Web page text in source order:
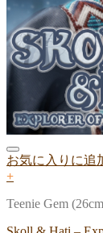
お気に入りに追
+
Teenie Gem